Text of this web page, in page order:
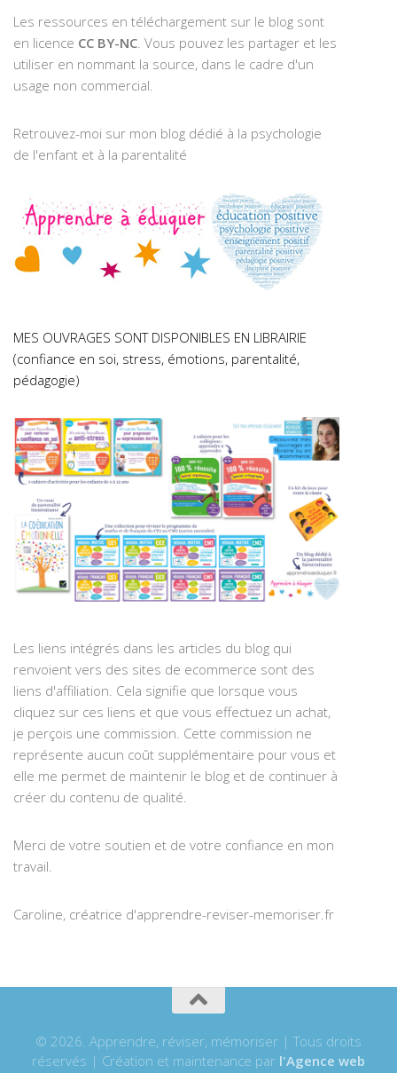
Les ressources en téléchargement sur le blog sont
en licence CC BY-NC. Vous pouvez les partager et les
utiliser en nommant la source, dans le cadre d'un
usage non commercial.
Retrouvez-moi sur mon blog dédié à la psychologie
de l'enfant et à la parentalité
MES OUVRAGES SONT DISPONIBLES EN LIBRAIRIE
(confiance en soi, stress, émotions, parentalité,
pédagogie)
Les liens intégrés dans les articles du blog qui
renvoient vers des sites de ecommerce sont des
liens d'affiliation. Cela signifie que lorsque vous
cliquez sur ces liens et que vous effectuez un achat,
je perçois une commission. Cette commission ne
représente aucun coût supplémentaire pour vous et
elle me permet de maintenir le blog et de continuer à
créer du contenu de qualité.
Merci de votre soutien et de votre confiance en mon
travail.
Caroline, créatrice d'apprendre-reviser-memoriser.fr
© 2026. Apprendre, réviser, mémoriser | Tous droits
réservés | Création et maintenance par l'Agence web